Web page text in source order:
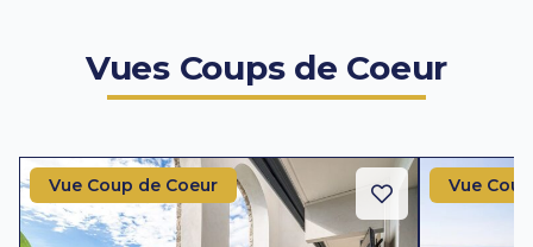
Vues Coups de Coeur
Vue Coup de Coeur Vue